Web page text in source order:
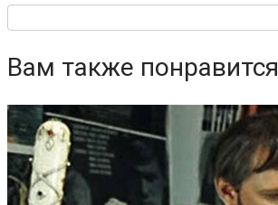
Вам также понравится